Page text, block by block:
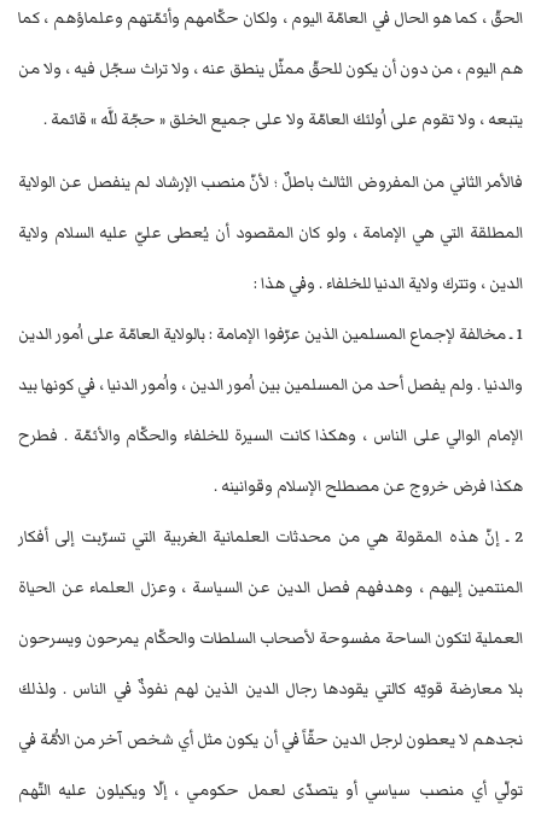
الحقّ ، كما هو الحال في العامّة اليوم ، ولكان حكّامهم وأئمّتهم وعلماؤهم ، كما
هم اليوم ، من دون أن يكون للحقّ ممثّل ينطق عنه ، ولا تراث سجّل فيه ، ولا من
يتبعه ، ولا تقوم على اُولئك العامّة ولا على جميع الخلق « حجّة للَّه » قائمة .
فالأمر الثاني من المفروض الثالث باطلٌ ؛ لأنّ منصب الإرشاد لم ينفصل عن الولاية
المطلقة التي هي الإمامة ، ولو كان المقصود أن يُعطى عليّ عليه السلام ولاية
الدين ، وتترك ولاية الدنيا للخلفاء . وفي هذا :
1 ـ مخالفة لإجماع المسلمين الذين عرّفوا الإمامة : بالولاية العامّة على اُمور الدين
والدنيا . ولم يفصل أحد من المسلمين بين اُمور الدين ، واُمور الدنيا ، في كونها بيد
الإمام الوالي على الناس ، وهكذا كانت السيرة للخلفاء والحكّام والأئمّة . فطرح
هكذا فرض خروج عن مصطلح الإسلام وقوانينه .
2 ـ إنّ هذه المقولة هي من محدثات العلمانية الغربية التي تسرّبت إلى أفكار
المنتمين إليهم ، وهدفهم فصل الدين عن السياسة ، وعزل العلماء عن الحياة
العملية لتكون الساحة مفسوحة لأصحاب السلطات والحكّام يمرحون ويسرحون
بلا معارضة قويّه كالتي يقودها رجال الدين الذين لهم نفوذٌ في الناس . ولذلك
نجدهم لا يعطون لرجل الدين حقّاً في أن يكون مثل أي شخص آخر من الاُمّة في
تولّي أي منصب سياسي أو يتصدّى لعمل حكومي ، إلّا ويكيلون عليه التّهم